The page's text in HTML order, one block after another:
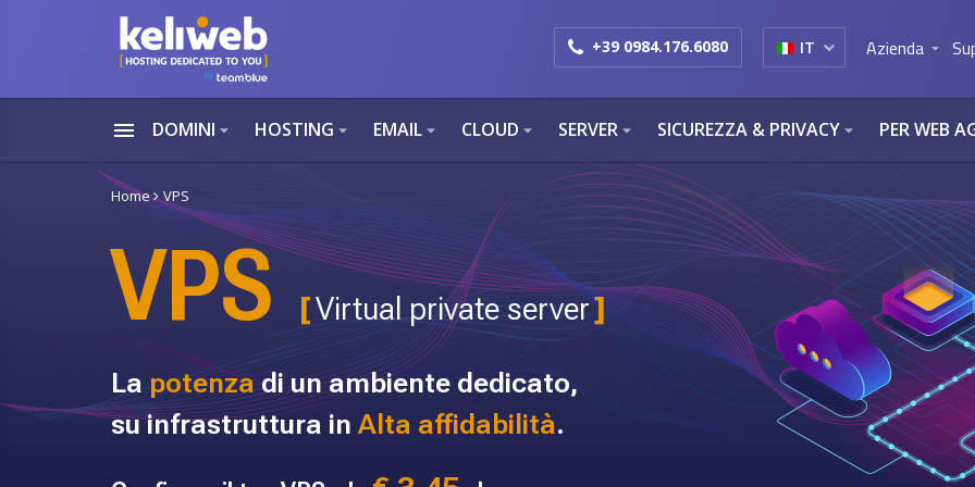
+39 0984.176.6080 IT Azienda arrow_drop_down
menu DOMINIarrow_drop_down HOSTINGarrow_drop_down EMAILarrow_drop_down CLOUDarrow_drop_down SERVERarrow_drop_down SICUREZZA & PRIVACYarrow_drop_down PER WEB
Home VPS
VPS [Virtual private server]
La potenzadi un ambiente dedicato,
su infrastruttura inAlta affidabilità.